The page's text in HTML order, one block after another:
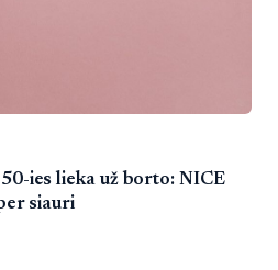
ies lieka už borto: NICE
siauri